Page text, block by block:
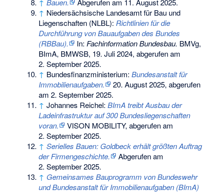
↑ Bauen. Abgerufen am 11. August 2025.
↑ Niedersächsische Landesamt für Bau und
Liegenschaften (NLBL): Richtlinien für die
Durchführung von Bauaufgaben des Bundes
(RBBau).
In: Fachinformation Bundesbau. BMVg,
BImA, BMWSB, 19. Juli 2024, abgerufen am
2. September 2025.
↑ Bundesfinanzministerium:Bundesanstalt für
Immobilienaufgaben.
20. August 2025, abgerufen
am 2. September 2025.
↑ Johannes Reichel:BImA treibt Ausbau der
Ladeinfrastruktur auf 300 Bundesliegenschaften
voran.
VISON MOBILITY, abgerufen am
2. September 2025.
↑ Serielles Bauen: Goldbeck erhält größten Auftrag
der Firmengeschichte.
Abgerufen am
2. September 2025.
↑ Gemeinsames Bauprogramm von Bundeswehr
und Bundesanstalt für Immobilienaufgaben (BImA)